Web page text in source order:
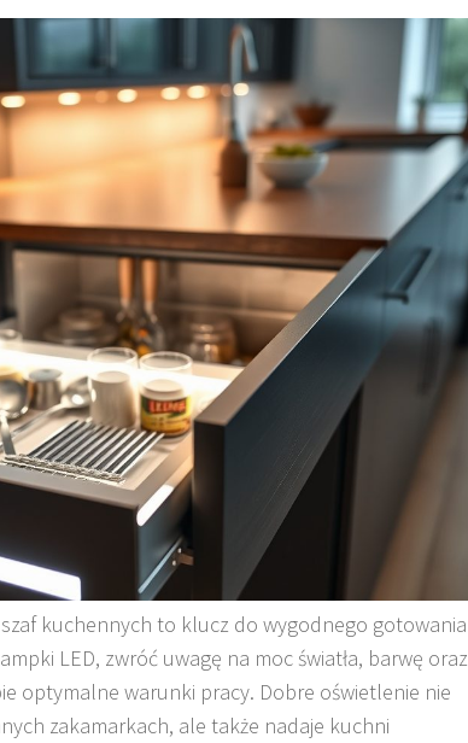
kuchennych to klucz do wygodnego gotowania
LED, zwróć uwagę na moc światła, barwę oraz
optymalne warunki pracy. Dobre oświetlenie nie
zakamarkach, ale także nadaje kuchni